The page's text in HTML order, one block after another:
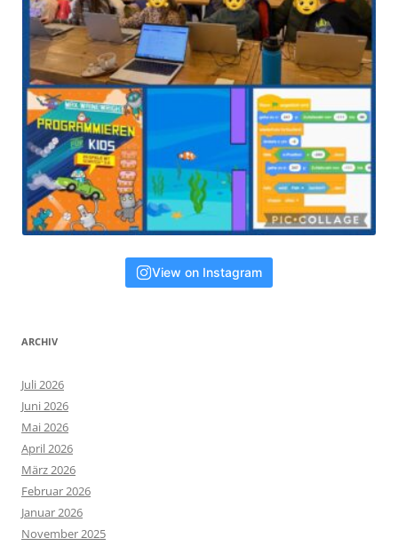
View on Instagram
ARCHIV
Juli 2026
Juni 2026
Mai 2026
April 2026
März 2026
Februar 2026
Januar 2026
November 2025